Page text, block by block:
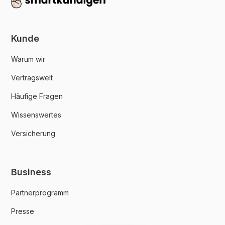
Kunde
Warum wir
Vertragswelt
Häufige Fragen
Wissenswertes
Versicherung
Business
Partnerprogramm
Presse